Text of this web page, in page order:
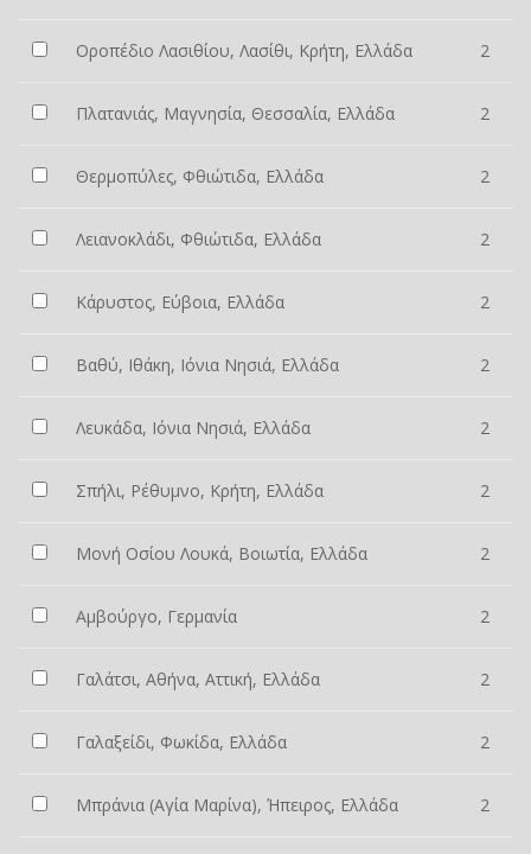
Οροπέδιο Λασιθίου, Λασίθι, Κρήτη, Ελλάδα 2
Πλατανιάς, Μαγνησία, Θεσσαλία, Ελλάδα 2
Θερμοπύλες, Φθιώτιδα, Ελλάδα 2
Λειανοκλάδι, Φθιώτιδα, Ελλάδα 2
Κάρυστος, Εύβοια, Ελλάδα 2
Βαθύ, Ιθάκη, Ιόνια Νησιά, Ελλάδα 2
Λευκάδα, Ιόνια Νησιά, Ελλάδα 2
Σπήλι, Ρέθυμνο, Κρήτη, Ελλάδα 2
Μονή Οσίου Λουκά, Βοιωτία, Ελλάδα 2
Αμβούργο, Γερμανία 2
Γαλάτσι, Αθήνα, Αττική, Ελλάδα 2
Γαλαξείδι, Φωκίδα, Ελλάδα 2
Μπράνια (Αγία Μαρίνα), Ήπειρος, Ελλάδα 2